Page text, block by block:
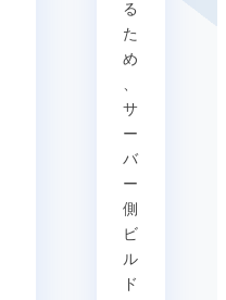
る
た
め
、
サ
ー
バ
ー
側
ビ
ル
ド